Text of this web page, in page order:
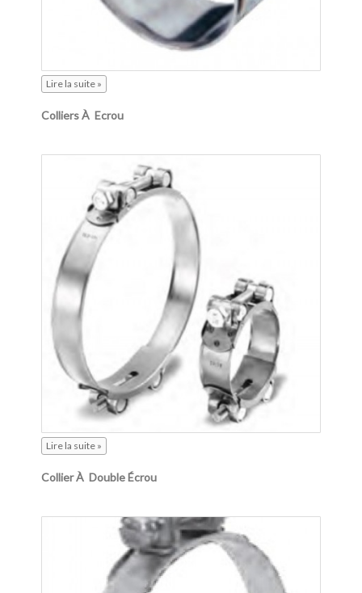
Lire la suite »
Colliers À Ecrou
Lire la suite »
Collier À Double Écrou